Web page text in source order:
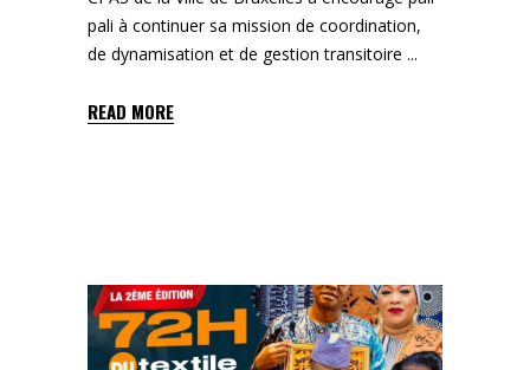
pali à continuer sa mission de coordination,
de dynamisation et de gestion transitoire
READ MORE